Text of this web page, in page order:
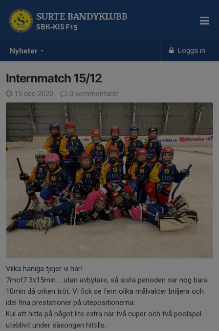
Nyheter Logga in
SURTE BANDYKLUBB
SBK-KIS F15
Internmatch 15/12
15 dec 2020 0 kommentarer
Vilka härliga tjejer vi har!
7mot7 3x15min. ...utan avbytare, så sista perioden var nog bara
10min då orken tröt. Vi fick se fem olika målvakter briljera och
idel fina prestationer på utepositionerna.
Kul att hitta på något lite extra när två cuper och två poolspel
uteblivit under säsongen hittills.